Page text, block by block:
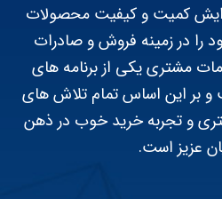
کمیت و کیفیت محصولات
را در زمینه فروش و صادرات
مشتری یکی از برنامه های
بر این اساس تمام تلاش های
و تجربه خرید خوب در ذهن
عزیز است.